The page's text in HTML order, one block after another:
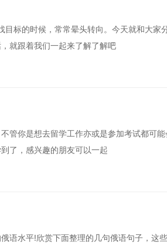
标的时候，常常晕头转向。今天就和大家
就跟着我们一起来了解了解吧
管你是想去留学工作亦或是参加考试都可能
了，感兴趣的朋友可以一起
语水平!欣赏下面整理的几句俄语句子，这